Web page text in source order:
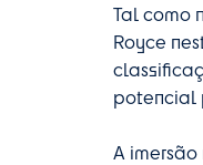
Tal como
Royce
potencial
A